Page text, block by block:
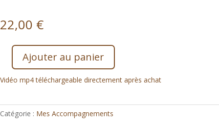
22,00 €
quantité
Initiation
massage
de
Ajouter au panier
Vidéo mp4 téléchargeable directement après achat
Catégorie : Mes Accompagnements